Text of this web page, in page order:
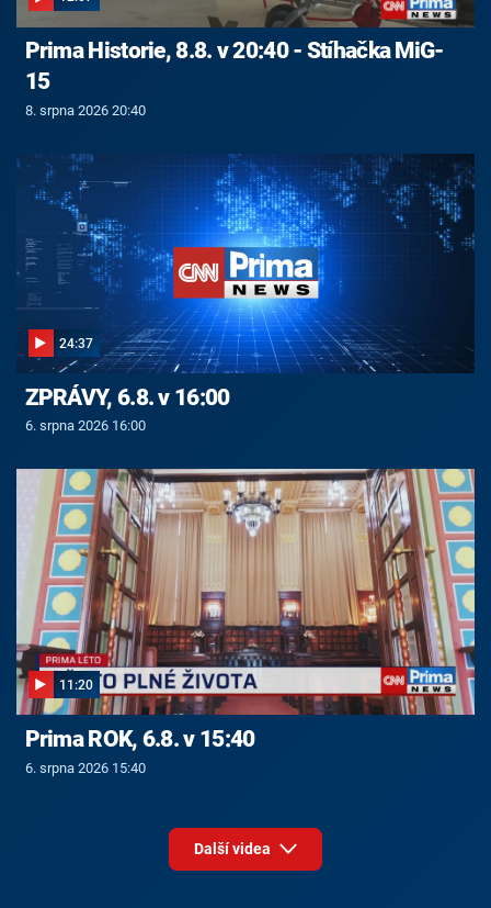
Prima Historie, 8.8. v 20:40 - Stíhačka MiG-
15
8. srpna 2026 20:40
24:37
ZPRÁVY, 6.8. v 16:00
6. srpna 2026 16:00
11:20
Prima ROK, 6.8. v 15:40
6. srpna 2026 15:40
Další videa